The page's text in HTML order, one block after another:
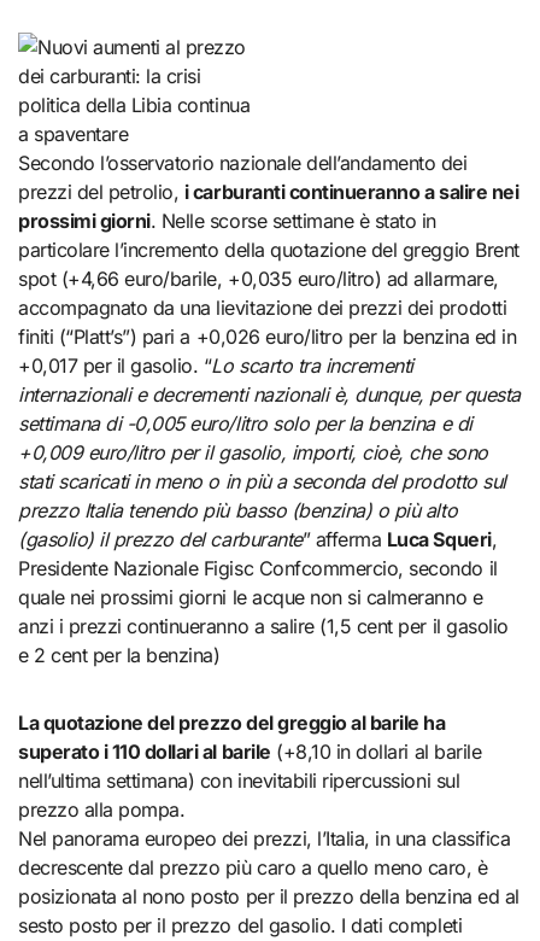
Secondo l’osservatorio nazionale dell’andamento dei
prezzi del petrolio, i carburanti continueranno a salire nei
prossimi giorni. Nelle scorse settimane è stato in
particolare l’incremento della quotazione del greggio Brent
spot (+4,66 euro/barile, +0,035 euro/litro) ad allarmare,
accompagnato da una lievitazione dei prezzi dei prodotti
finiti (“Platt’s”) pari a +0,026 euro/litro per la benzina ed in
+0,017 per il gasolio. “Lo scarto tra incrementi
internazionali e decrementi nazionali è, dunque, per questa
settimana di -0,005 euro/litro solo per la benzina e di
+0,009 euro/litro per il gasolio, importi, cioè, che sono
stati scaricati in meno o in più a seconda del prodotto sul
prezzo Italia tenendo più basso (benzina) o più alto
(gasolio) il prezzo del carburante” afferma Luca Squeri,
Presidente Nazionale Figisc Confcommercio, secondo il
quale nei prossimi giorni le acque non si calmeranno e
anzi i prezzi continueranno a salire (1,5 cent per il gasolio
e 2 cent per la benzina)
La quotazione del prezzo del greggio al barile ha
superato i 110 dollari al barile (+8,10 in dollari al barile
nell’ultima settimana) con inevitabili ripercussioni sul
prezzo alla pompa.
Nel panorama europeo dei prezzi, l’Italia, in una classifica
decrescente dal prezzo più caro a quello meno caro, è
posizionata al nono posto per il prezzo della benzina ed al
sesto posto per il prezzo del gasolio. I dati completi